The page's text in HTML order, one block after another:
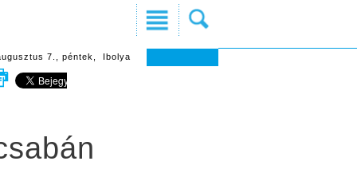
7., péntek, Ibolya